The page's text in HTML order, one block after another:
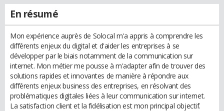
En résumé
Mon expérience auprès de Solocal m'a appris à comprendre les
différents enjeux du digital et d'aider les entreprises à se
développer par le biais notamment de la communication sur
internet. Mon métier me pousse à m'adapter afin de trouver des
solutions rapides et innovantes de manière à répondre aux
différents enjeux business des entreprises, en résolvant des
problématiques digitales liées à leur communication sur internet.
La satisfaction client et la fidélisation est mon principal objectif.